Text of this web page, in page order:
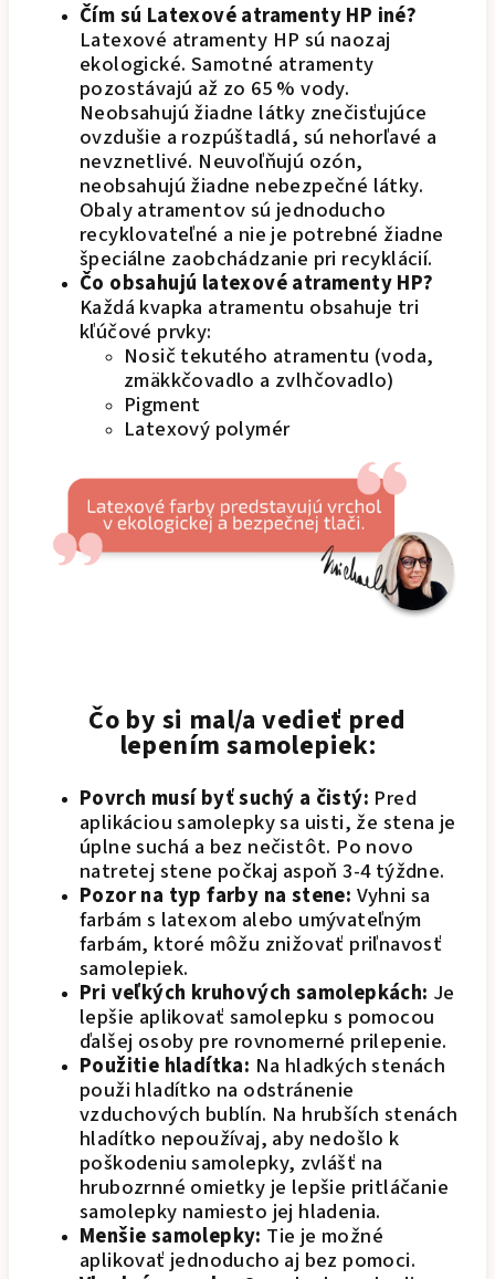
Čím sú Latexové atramenty HP iné?
Latexové atramenty HP sú naozaj
ekologické. Samotné atramenty
pozostávajú až zo 65 % vody.
Neobsahujú žiadne látky znečisťujúce
ovzdušie a rozpúštadlá, sú nehorľavé a
nevznetlivé. Neuvoľňujú ozón,
neobsahujú žiadne nebezpečné látky.
Obaly atramentov sú jednoducho
recyklovateľné a nie je potrebné žiadne
špeciálne zaobchádzanie pri recyklácií.
Čo obsahujú latexové atramenty HP?
Každá kvapka atramentu obsahuje tri
kľúčové prvky:
Nosič tekutého atramentu (voda,
zmäkkčovadlo a zvlhčovadlo)
Pigment
Latexový polymér
Čo by si mal/a vedieť pred
lepením samolepiek:
Povrch musí byť suchý a čistý: Pred
aplikáciou samolepky sa uisti, že stena je
úplne suchá a bez nečistôt. Po novo
natretej stene počkaj aspoň 3-4 týždne.
Pozor na typ farby na stene: Vyhni sa
farbám s latexom alebo umývateľným
farbám, ktoré môžu znižovať priľnavosť
samolepiek.
Pri veľkých kruhových samolepkách: Je
lepšie aplikovať samolepku s pomocou
ďalšej osoby pre rovnomerné prilepenie.
Použitie hladítka: Na hladkých stenách
použi hladítko na odstránenie
vzduchových bublín. Na hrubších stenách
hladítko nepoužívaj, aby nedošlo k
poškodeniu samolepky, zvlášť na
hrubozrnné omietky je lepšie pritláčanie
samolepky namiesto jej hladenia.
Menšie samolepky: Tie je možné
aplikovať jednoducho aj bez pomoci.